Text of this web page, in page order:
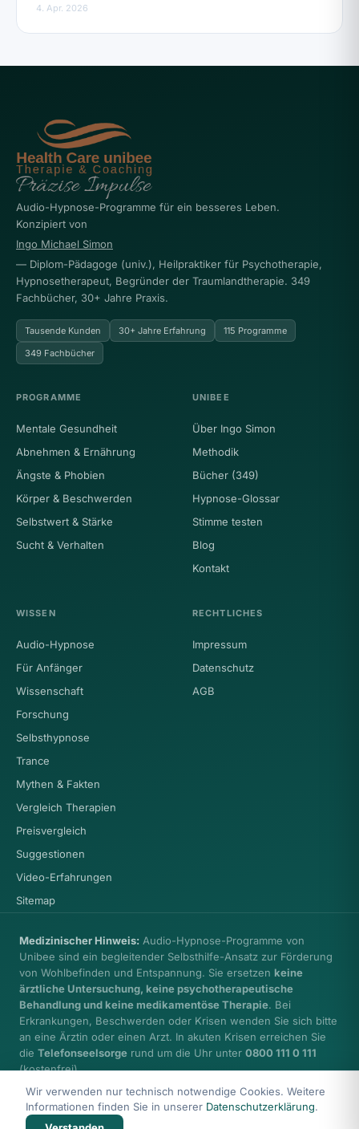
4. Apr. 2026
Audio-Hypnose-Programme für ein besseres Leben.
Konzipiert von
Ingo Michael Simon
— Diplom-Pädagoge (univ.), Heilpraktiker für Psychotherapie,
Hypnosetherapeut, Begründer der Traumlandtherapie. 349
Fachbücher, 30+ Jahre Praxis.
Tausende Kunden 30+ Jahre Erfahrung
115 Programme
349 Fachbücher
PROGRAMME
Mentale Gesundheit
Abnehmen & Ernährung
Ängste & Phobien
Körper & Beschwerden
Selbstwert & Stärke
Sucht & Verhalten
UNIBEE
Über Ingo Simon
Methodik
Bücher (349)
Hypnose-Glossar
Stimme testen
Blog
Kontakt
WISSEN
Audio-Hypnose
Für Anfänger
Wissenschaft
Forschung
Selbsthypnose
Trance
Mythen & Fakten
Vergleich Therapien
Preisvergleich
Suggestionen
Video-Erfahrungen
Sitemap
RECHTLICHES
Impressum
Datenschutz
AGB
Medizinischer Hinweis: Audio-Hypnose-Programme von
Unibee sind ein begleitender Selbsthilfe-Ansatz zur Förderung
von Wohlbefinden und Entspannung. Sie ersetzen keine
ärztliche Untersuchung, keine psychotherapeutische
Behandlung und keine medikamentöse Therapie. Bei
Erkrankungen, Beschwerden oder Krisen wenden Sie sich bitte
an eine Ärztin oder einen Arzt. In akuten Krisen erreichen Sie
die Telefonseelsorge rund um die Uhr unter 0800 111 0 111
(kostenfrei).
Wir verwenden nur technisch notwendige Cookies. Weitere
Informationen finden Sie in unserer Datenschutzerklärung.